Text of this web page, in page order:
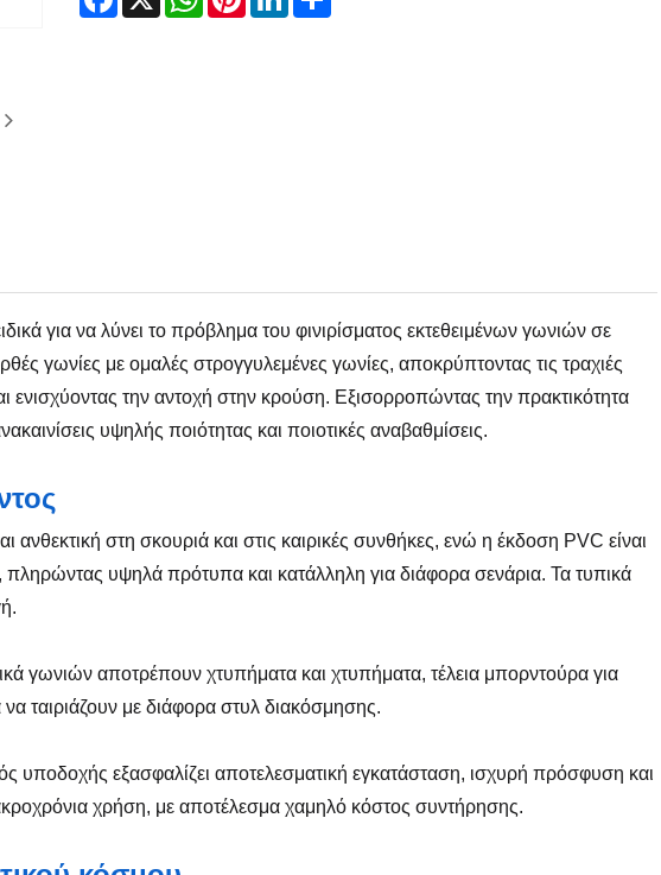
για να λύνει το πρόβλημα του φινιρίσματος εκτεθειμένων γωνιών σε
γωνίες με ομαλές στρογγυλεμένες γωνίες, αποκρύπτοντας τις τραχιές
ενισχύοντας την αντοχή στην κρούση. Εξισορροπώντας την πρακτικότητα
υψηλής ποιότητας και ποιοτικές αναβαθμίσεις.
στη σκουριά και στις καιρικές συνθήκες, ενώ η έκδοση PVC είναι
πληρώντας υψηλά πρότυπα και κατάλληλη για διάφορα σενάρια. Τα τυπικά
γωνιών αποτρέπουν χτυπήματα και χτυπήματα, τέλεια μπορντούρα για
ταιριάζουν με διάφορα στυλ διακόσμησης.
υποδοχής εξασφαλίζει αποτελεσματική εγκατάσταση, ισχυρή πρόσφυση και
χρήση, με αποτέλεσμα χαμηλό κόστος συντήρησης.